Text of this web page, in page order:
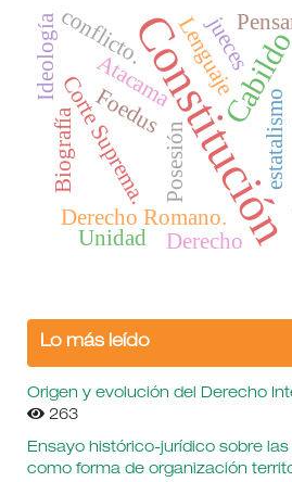
Cabildo
jueces
Derecho Romano.
Atacama
Posesión
Corte Suprema.
Biografía estatalismo
Unidad
Foedus
Derecho
Ideologíaconflicto. Lenguaje
Lo más leído
Origen y evolución del Derecho
263
Ensayo histórico-jurídico sobre
como forma de organización